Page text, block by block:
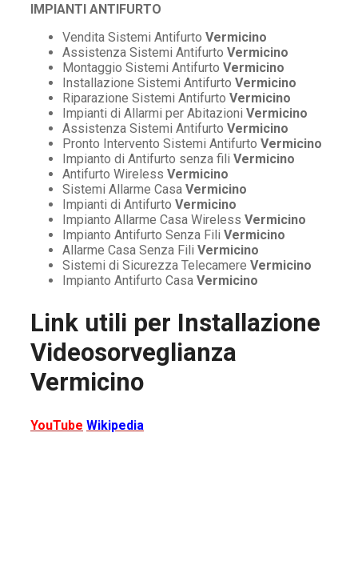
IMPIANTI ANTIFURTO
Vendita Sistemi Antifurto Vermicino
Assistenza Sistemi Antifurto Vermicino
Montaggio Sistemi Antifurto Vermicino
Installazione Sistemi Antifurto Vermicino
Riparazione Sistemi Antifurto Vermicino
Impianti di Allarmi per Abitazioni Vermicino
Assistenza Sistemi Antifurto Vermicino
Pronto Intervento Sistemi Antifurto Vermicino
Impianto di Antifurto senza fili Vermicino
Antifurto Wireless Vermicino
Sistemi Allarme Casa Vermicino
Impianti di Antifurto Vermicino
Impianto Allarme Casa Wireless Vermicino
Impianto Antifurto Senza Fili Vermicino
Allarme Casa Senza Fili Vermicino
Sistemi di Sicurezza Telecamere Vermicino
Impianto Antifurto Casa Vermicino
Link utili per Installazione
Videosorveglianza
Vermicino
YouTube Wikipedia